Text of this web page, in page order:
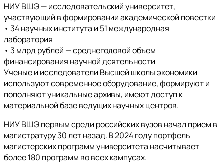
НИУ ВШЭ — исследовательский университет,
участвующий в формировании академической повестки
• 34 научных института и 51 международная
лаборатория
• 3 млрд рублей — среднегодовой объем
финансирования научной деятельности
Ученые и исследователи Высшей школы экономики
используют современное оборудование, формируют и
пополняют уникальные архивы, имеют доступ к
материальной базе ведущих научных центров.
НИУ ВШЭ первым среди российских вузов начал прием в
магистратуру 30 лет назад. В 2024 году портфель
магистерских программ университета насчитывает
более 180 программ во всех кампусах.